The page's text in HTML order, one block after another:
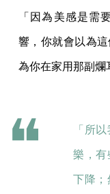
「因為美感是需
響，你就會以為
為你在家用那副爛
「所
樂，有
下降；